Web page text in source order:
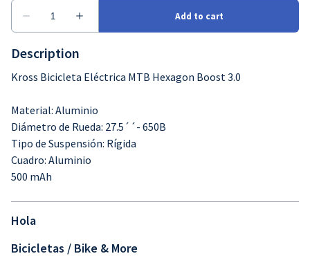
Description
Kross Bicicleta Eléctrica MTB Hexagon Boost 3.0
Material: Aluminio
Diámetro de Rueda: 27.5´´- 650B
Tipo de Suspensión: Rígida
Cuadro: Aluminio
500 mAh
Hola
Bicicletas / Bike & More